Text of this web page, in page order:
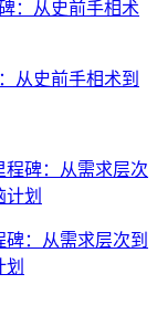
从史前手相术到
：从需求层次到